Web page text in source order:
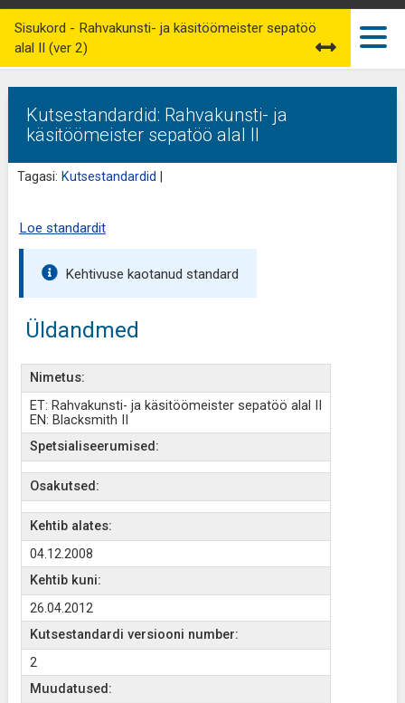
Kutsestandardid: Rahvakunsti- ja
käsitöömeister sepatöö alal II
Tagasi: Kutsestandardid
Sisukord - Rahvakunsti- ja käsitöömeister sepatöö
alal II (ver 2)
Loe standardit
Kehtivuse kaotanud standard
Üldandmed
Nimetus:
ET: Rahvakunsti- ja käsitöömeister sepatöö alal II
EN: Blacksmith II
Spetsialiseerumised:
Osakutsed:
Kehtib alates:
04.12.2008
Kehtib kuni:
26.04.2012
Kutsestandardi versiooni number:
2
Muudatused: